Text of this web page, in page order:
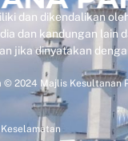
dan dikendalikan
dan kandungan lain
jika dinyatakan
© 2024 Majlis Kesultanan